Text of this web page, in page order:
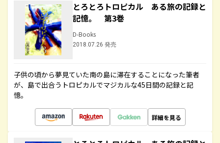
とろとろトロピカル ある旅の記録と
記憶。 第3巻
D-Books
2018.07.26 発売
子供の頃から夢見ていた南の島に滞在することになった筆者
が、島で出合うトロピカルでマジカルな45日間の記録と記
憶。
詳細を見る